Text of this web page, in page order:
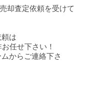
却査定依頼を受けて
は
任せ下さい！
からご連絡下さ